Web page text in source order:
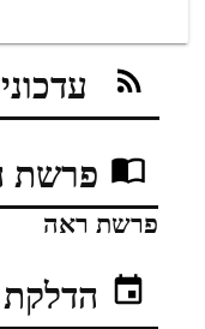
פרשת
פרשת ראה
הדלקת